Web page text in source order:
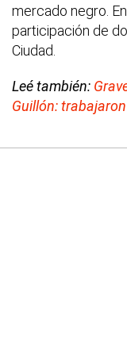
mercado negro.
participación de
Ciudad.
Leé también:
Guillón: